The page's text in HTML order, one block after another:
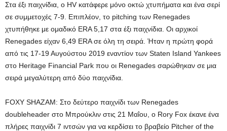
Στα έξι παιχνίδια, ο HV κατάφερε μόνο οκτώ χτυπήματα και ένα σερί
σε συμμετοχές 7-9. Επιπλέον, το pitching των Renegades
χτυπήθηκε με ομαδικό ERA 5,17 στα έξι παιχνίδια. Οι αρχικοί
Renegades είχαν 6,49 ERA σε όλη τη σειρά. Ήταν η πρώτη φορά
από τις 17-19 Αυγούστου 2019 εναντίον των Staten Island Yankees
στο Heritage Financial Park που οι Renegades σαρώθηκαν σε μια
σειρά μεγαλύτερη από δύο παιχνίδια.
FOXY SHAZAM: Στο δεύτερο παιχνίδι των Renegades
doubleheader στο Μπρούκλιν στις 21 Μαΐου, ο Rory Fox έκανε ένα
πλήρες παιχνίδι 7 ιντσών για να κερδίσει το βραβείο Pitcher of the